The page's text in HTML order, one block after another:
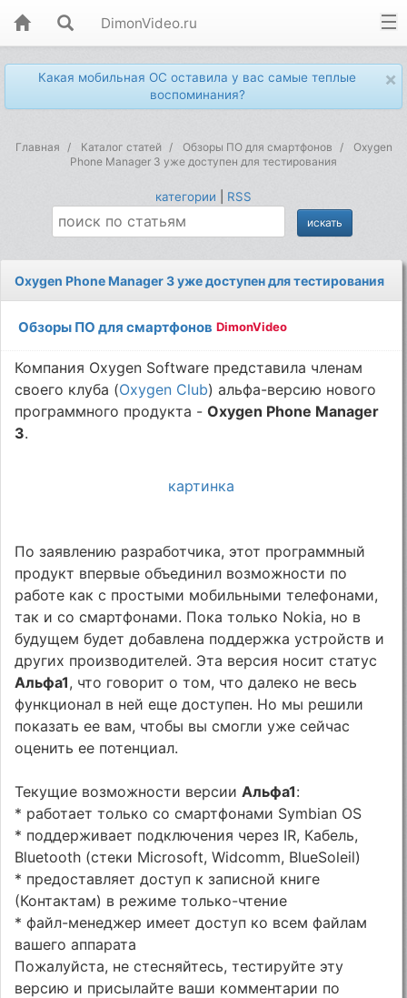
DimonVideo.ru
×
Какая мобильная ОС оставила у вас самые теплые
воспоминания?
Главная Каталог статей Обзоры ПО для смартфонов
Oxygen
Phone Manager 3 уже доступен для тестирования
категории RSS
Oxygen Phone Manager 3 уже доступен для тестирования
Обзоры ПО для смартфонов DimonVideo
Компания Oxygen Software представила членам
своего клуба (Oxygen Club) альфа-версию нового
программного продукта -Oxygen Phone Manager
3.
картинка
По заявлению разработчика, этот программный
продукт впервые объединил возможности по
работе как с простыми мобильными телефонами,
так и со смартфонами. Пока только Nokia, но в
будущем будет добавлена поддержка устройств и
других производителей. Эта версия носит статус
Альфа1, что говорит о том, что далеко не весь
функционал в ней еще доступен. Но мы решили
показать ее вам, чтобы вы смогли уже сейчас
оценить ее потенциал.
Текущие возможности версииАльфа1:
* работает только со смартфонами Symbian OS
* поддерживает подключения через IR, Кабель,
Bluetooth (стеки Microsoft, Widcomm, BlueSoleil)
* предоставляет доступ к записной книге
(Контактам) в режиме только-чтение
* файл-менеджер имеет доступ ко всем файлам
вашего аппарата
Пожалуйста, не стесняйтесь, тестируйте эту
версию и присылайте ваши комментарии по